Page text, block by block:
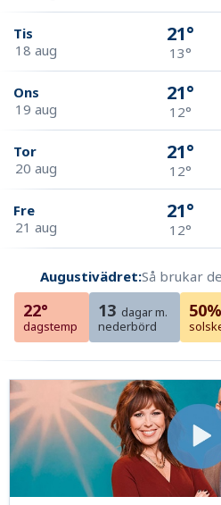
Tis
18 aug
21°
13°
Ons
19 aug
21°
12°
Tor
20 aug
21°
12°
Fre
21 aug
21°
12°
Augustivädret:Så brukar
22°
dagstemp
13 dagar m.
nederbörd
50%